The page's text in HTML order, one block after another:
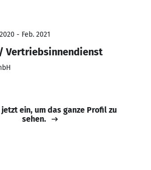
- Feb. 2021
Vertriebsinnendienst
jetzt ein, um das ganze Profil zu
sehen.